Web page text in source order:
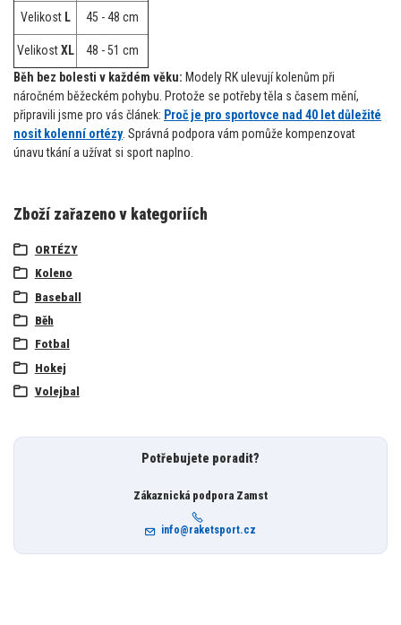
Velikost L 45 - 48 cm
VelikostXL
48 - 51 cm
Běh bez bolesti v každém věku: Modely RK ulevují kolenům při
náročném běžeckém pohybu. Protože se potřeby těla s časem mění,
připravili jsme pro vás článek: Proč je pro sportovce nad 40 let důležité
nosit kolenní ortézy. Správná podpora vám pomůže kompenzovat
únavu tkání a užívat si sport naplno.
Zboží zařazeno v kategoriích
ORTÉZY
Koleno
Baseball
Běh
Fotbal
Hokej
Volejbal
Potřebujete poradit?
Zákaznická podpora Zamst
info@raketsport.cz